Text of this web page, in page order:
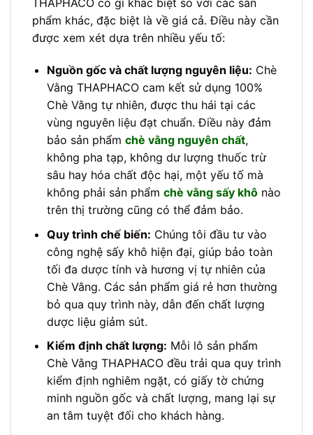
THAPHACO có gì khác biệt so với các sản
phẩm khác, đặc biệt là về giá cả. Điều này cần
được xem xét dựa trên nhiều yếu tố:
Nguồn gốc và chất lượng nguyên liệu: Chè
Vằng THAPHACO cam kết sử dụng 100%
Chè Vằng tự nhiên, được thu hái tại các
vùng nguyên liệu đạt chuẩn. Điều này đảm
bảo sản phẩm chè vằng nguyên chất,
không pha tạp, không dư lượng thuốc trừ
sâu hay hóa chất độc hại, một yếu tố mà
không phải sản phẩm chè vằng sấy khônào
trên thị trường cũng có thể đảm bảo.
Quy trình chế biến: Chúng tôi đầu tư vào
công nghệ sấy khô hiện đại, giúp bảo toàn
tối đa dược tính và hương vị tự nhiên của
Chè Vằng. Các sản phẩm giá rẻ hơn thường
bỏ qua quy trình này, dẫn đến chất lượng
dược liệu giảm sút.
Kiểm định chất lượng: Mỗi lô sản phẩm
Chè Vằng THAPHACO đều trải qua quy trình
kiểm định nghiêm ngặt, có giấy tờ chứng
minh nguồn gốc và chất lượng, mang lại sự
an tâm tuyệt đối cho khách hàng.